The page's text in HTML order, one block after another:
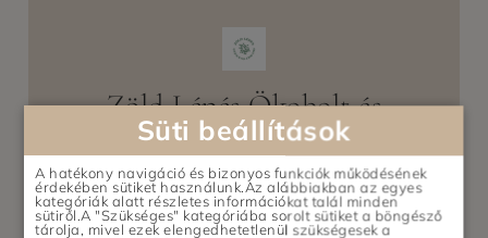
Zöld Lépés Ökobolt és
Kávézó
Nyíregyháza, Bocskai u.
27, Magyarország
Süti beállítások
A hatékony navigáció és bizonyos funkciók működésének
érdekében sütiket használunk.Az alábbiakban az egyes
kategóriák alatt részletes információkat talál minden
sütiről.A "Szükséges" kategóriába sorolt sütiket a böngésző
tárolja, mivel ezek elengedhetetlenül szükségesek a